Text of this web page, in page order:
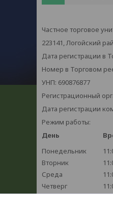
Частное торговое
223141, Логойский
Дата регистрации в
Номер в Торговом
УНП: 690876877
Регистрационный
Дата регистрации
Режим работы:
День
Понедельник
Вторник
Среда
Четверг